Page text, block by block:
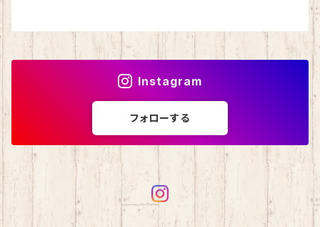
シェヘラザード
カシミヤ
カシミヤグレイス
マジックダイアモンド
isager （イサガー）
シルクモヘア
野呂英作
Instagram
フォローする